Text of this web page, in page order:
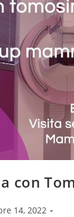
con
14, 2022